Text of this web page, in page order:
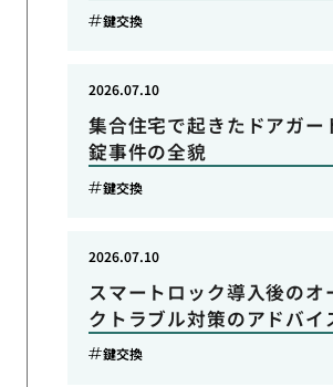
鍵交換
集合住宅で起きたドアガー
錠事件の全貌
2026.07.10
鍵交換
スマートロック導入後のオ
クトラブル対策のアドバイ
2026.07.10
鍵交換